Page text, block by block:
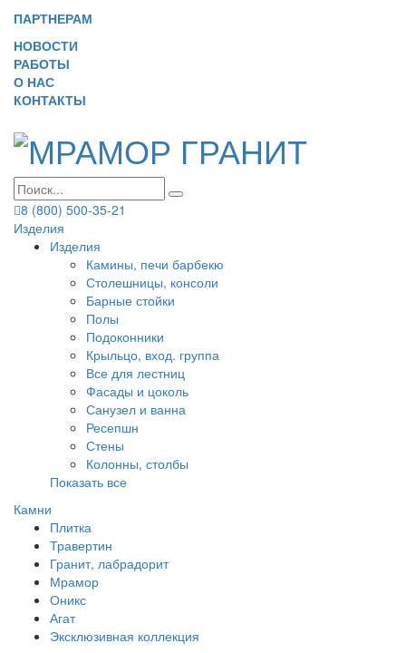
ПАРТНЕРАМ
НОВОСТИ
РАБОТЫ
О НАС
КОНТАКТЫ
8 (800) 500-35-21
Изделия
Изделия
Камины, печи барбекю
Столешницы, консоли
Барные стойки
Полы
Подоконники
Крыльцо, вход. группа
Все для лестниц
Фасады и цоколь
Санузел и ванна
Ресепшн
Стены
Колонны, столбы
Показать все
Камни
Плитка
Травертин
Гранит, лабрадорит
Мрамор
Оникс
Агат
Эксклюзивная коллекция